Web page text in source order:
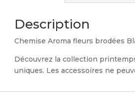
Description
Chemise Aroma fleurs brodées
Découvrez la collection
uniques. Les accessoires ne